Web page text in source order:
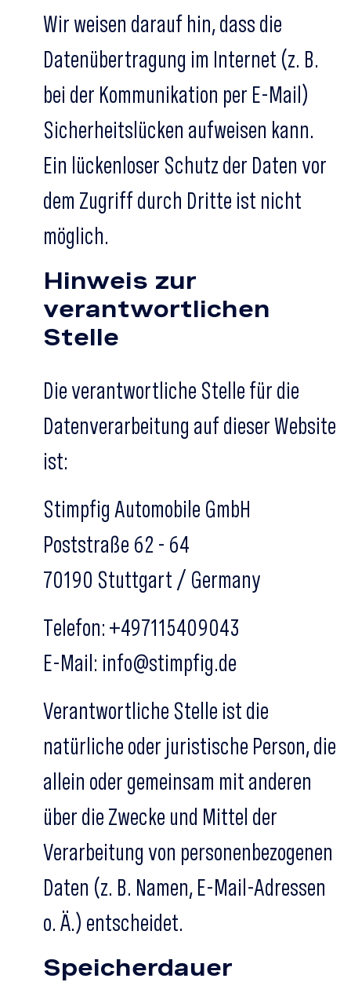
Wir weisen darauf hin, dass die
Datenübertragung im Internet (z. B.
bei der Kommunikation per E-Mail)
Sicherheitslücken aufweisen kann.
Ein lückenloser Schutz der Daten vor
dem Zugriff durch Dritte ist nicht
möglich.
Hinweis zur
verantwortlichen
Stelle
Die verantwortliche Stelle für die
Datenverarbeitung auf dieser Website
ist:
Stimpfig Automobile GmbH
Poststraße 62 - 64
70190 Stuttgart / Germany
Telefon: +497115409043
E-Mail: info@stimpfig.de
Verantwortliche Stelle ist die
natürliche oder juristische Person, die
allein oder gemeinsam mit anderen
über die Zwecke und Mittel der
Verarbeitung von personenbezogenen
Daten (z. B. Namen, E-Mail-Adressen
o. Ä.) entscheidet.
Speicherdauer